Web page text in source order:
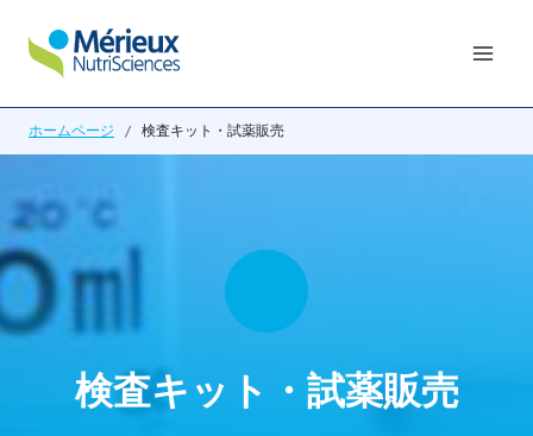
ス
プ
ホームページ / 検査キット・試薬販売
検査キット・試薬販売